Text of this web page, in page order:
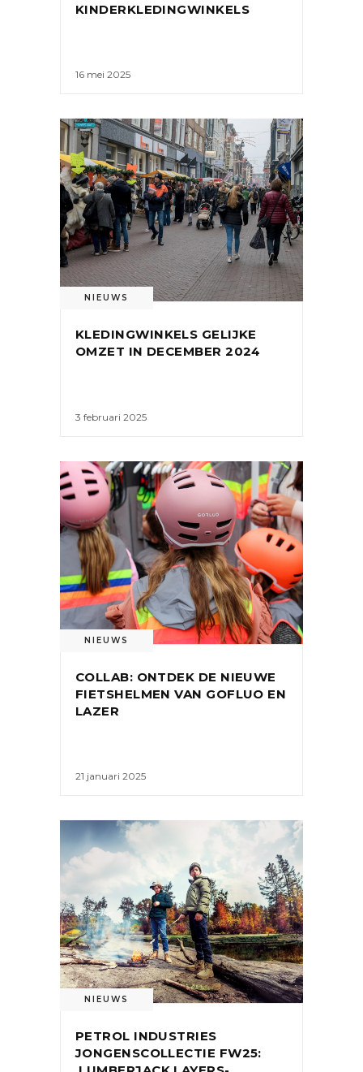
KINDERKLEDINGWINKELS
16 mei 2025
NIEUWS
KLEDINGWINKELS GELIJKE
OMZET IN DECEMBER 2024
3 februari 2025
NIEUWS
COLLAB: ONTDEK DE NIEUWE
FIETSHELMEN VAN GOFLUO EN
LAZER
21 januari 2025
NIEUWS
PETROL INDUSTRIES
JONGENSCOLLECTIE FW25: